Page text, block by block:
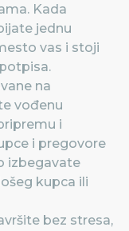
Kada
jednu
vas i stoji
na
vođenu
i
i pregovore
izbegavate
kupca ili
bez stresa,